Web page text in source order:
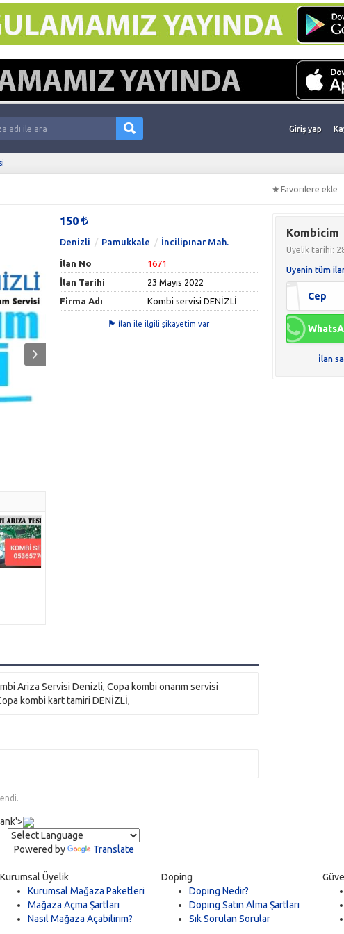
Giriş yap
Favorilere ekle
150
Denizli Pamukkale İncilipınar Mah.
İlan No
1671
İlan Tarihi
23 Mayıs 2022
Firma Adı
Kombi servisi DENİZLİ
İlan ile ilgili şikayetim var
Ariza Servisi Denizli, Copa kombi onarım servisi
kombi kart tamiri DENİZLİ,
Kombicim
Üyelik tarihi:
Üyenin tüm
Cep
İlan
Powered by Translate
Kurumsal Üyelik
Kurumsal Mağaza Paketleri
Mağaza Açma Şartları
Nasıl Mağaza Açabilirim?
Doping
Doping Nedir?
Doping Satın Alma Şartları
Sık Sorulan Sorular